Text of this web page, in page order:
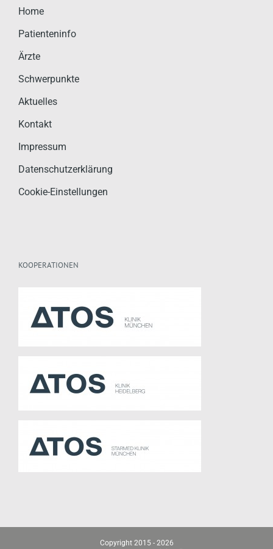
Home
Patienteninfo
Ärzte
Schwerpunkte
Aktuelles
Kontakt
Impressum
Datenschutzerklärung
Cookie-Einstellungen
KOOPERATIONEN
Copyright 2015 - 2026